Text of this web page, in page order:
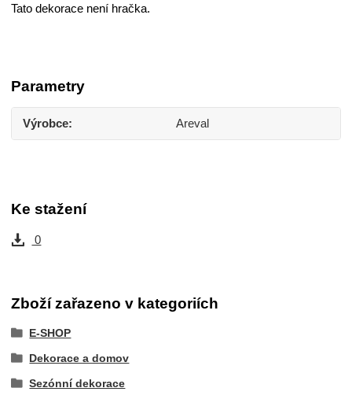
Tato dekorace není hračka.
Parametry
Výrobce Areval
Ke stažení
0
Zboží zařazeno v kategoriích
E-SHOP
Dekorace a domov
Sezónní dekorace